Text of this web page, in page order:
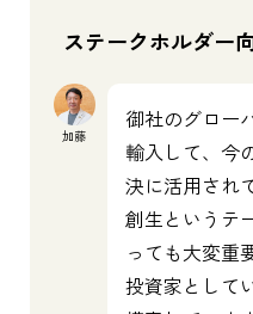
ステークホルダー
加藤
御社のグロー
輸入して、今
決に活用され
創生というテ
っても大変重
投資家として